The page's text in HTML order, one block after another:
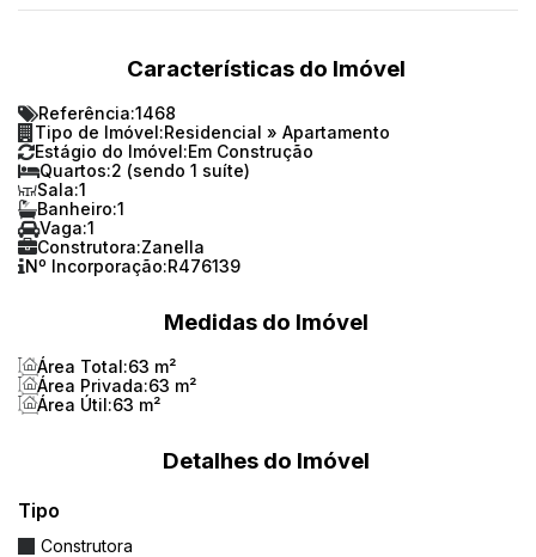
Características do Imóvel
Referência:1468
Tipo de Imóvel:Residencial » Apartamento
Estágio do Imóvel:Em Construção
Quartos:2 (sendo 1 suíte)
Sala:1
Banheiro:1
Vaga:1
Construtora:Zanella
Nº Incorporação:R476139
Medidas do Imóvel
Área Total:63 m²
Área Privada:63 m²
Área Útil:63 m²
Detalhes do Imóvel
Tipo
Construtora